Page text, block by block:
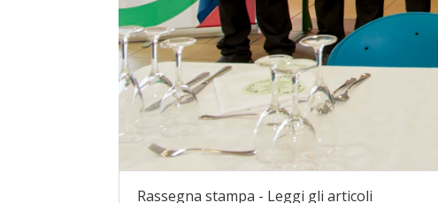
Rassegna stampa - Leggi gli articoli